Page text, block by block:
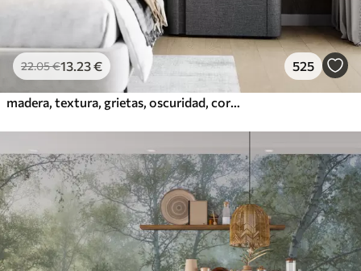
22.05€13 .23€ 525